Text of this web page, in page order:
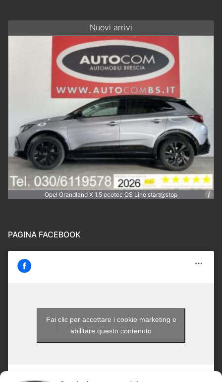
Nuovi arrivi
Opel Grandland X 1.5 ecotec GS Line start@stop
PAGINA FACEBOOK
Autocom - Brescia
Fai clic per accettare i cookie marketing e
abilitare questo contenuto